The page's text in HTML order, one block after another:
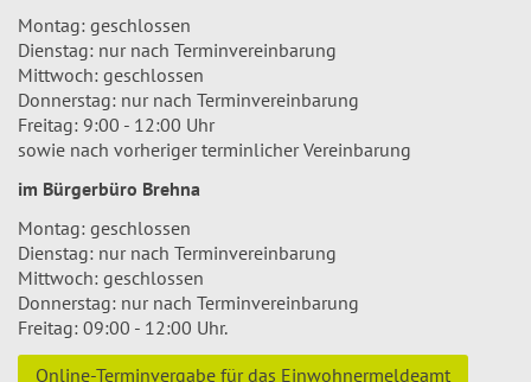
Montag: geschlossen
Dienstag: nur nach Terminvereinbarung
Mittwoch: geschlossen
Donnerstag: nur nach Terminvereinbarung
Freitag: 9:00 - 12:00 Uhr
sowie nach vorheriger terminlicher Vereinbarung
im Bürgerbüro Brehna
Montag: geschlossen
Dienstag: nur nach Terminvereinbarung
Mittwoch: geschlossen
Donnerstag: nur nach Terminvereinbarung
Freitag: 09:00 - 12:00 Uhr.
Online-Terminvergabe für das Einwohnermeldeamt